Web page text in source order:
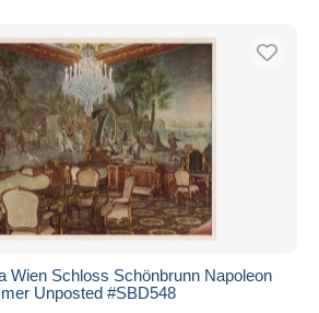
Wien Schloss Schönbrunn Napoleon
Unposted #SBD548